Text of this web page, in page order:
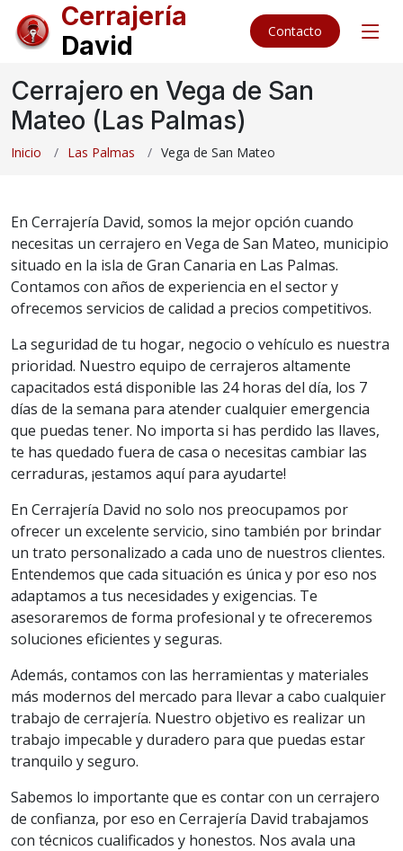
Cerrajería
David
Contacto
Cerrajero en Vega de San
Mateo (Las Palmas)
Inicio Las Palmas Vega de San Mateo
En Cerrajería David, somos la mejor opción cuando
necesitas un cerrajero en Vega de San Mateo, municipio
situado en la isla de Gran Canaria en Las Palmas.
Contamos con años de experiencia en el sector y
ofrecemos servicios de calidad a precios competitivos.
La seguridad de tu hogar, negocio o vehículo es nuestra
prioridad. Nuestro equipo de cerrajeros altamente
capacitados está disponible las 24 horas del día, los 7
días de la semana para atender cualquier emergencia
que puedas tener. No importa si has perdido las llaves,
te has quedado fuera de casa o necesitas cambiar las
cerraduras, ¡estamos aquí para ayudarte!
En Cerrajería David no solo nos preocupamos por
ofrecer un excelente servicio, sino también por brindar
un trato personalizado a cada uno de nuestros clientes.
Entendemos que cada situación es única y por eso nos
adaptamos a tus necesidades y exigencias. Te
asesoraremos de forma profesional y te ofreceremos
soluciones eficientes y seguras.
Además, contamos con las herramientas y materiales
más modernos del mercado para llevar a cabo cualquier
trabajo de cerrajería. Nuestro objetivo es realizar un
trabajo impecable y duradero para que puedas estar
tranquilo y seguro.
Sabemos lo importante que es contar con un cerrajero
de confianza, por eso en Cerrajería David trabajamos
con técnicos cualificados y honestos. Nos avala una